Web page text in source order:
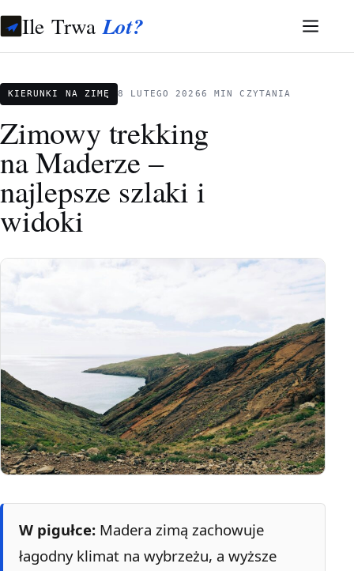
Ile TrwaLot?
KIERUNKI NA ZIMĘ 8 LUTEGO 20266 MIN CZYTANIA
Zimowy trekking
na Maderze –
najlepsze szlaki i
widoki
W pigułce: Madera zimą zachowuje
łagodny klimat na wybrzeżu, a wyższe